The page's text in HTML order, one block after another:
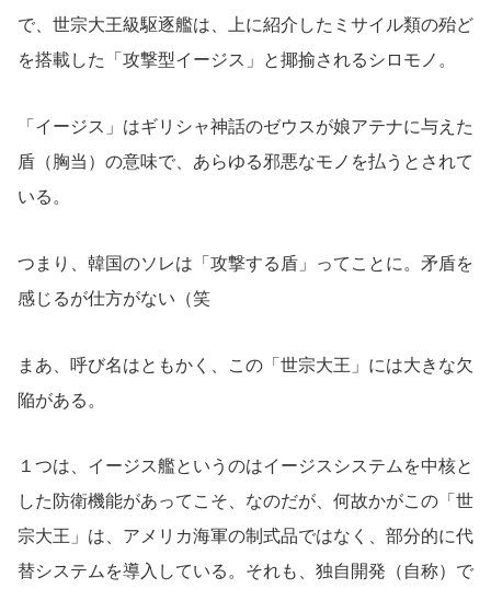
で、世宗大王級駆逐艦は、上に紹介したミサイル類の殆ど
を搭載した「攻撃型イージス」と揶揄されるシロモノ。
「イージス」はギリシャ神話のゼウスが娘アテナに与えた
盾（胸当）の意味で、あらゆる邪悪なモノを払うとされて
いる。
つまり、韓国のソレは「攻撃する盾」ってことに。矛盾を
感じるが仕方がない（笑
まあ、呼び名はともかく、この「世宗大王」には大きな欠
陥がある。
１つは、イージス艦というのはイージスシステムを中核と
した防衛機能があってこそ、なのだが、何故かがこの「世
宗大王」は、アメリカ海軍の制式品ではなく、部分的に代
替システムを導入している。それも、独自開発（自称）で